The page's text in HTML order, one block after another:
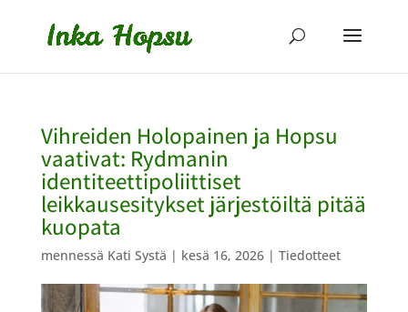
Vihreiden Holopainen ja Hopsu
vaativat: Rydmanin
identiteettipoliittiset
leikkausesitykset järjestöiltä pitää
kuopata
mennessä Kati Systä | kesä 16, 2026| Tiedotteet